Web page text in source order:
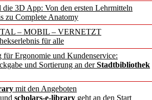
die 3D App: Von den ersten Lehrmitteln
zu Complete Anatomy
– MOBIL – VERNETZT
für alle
für Ergonomie und Kundenservice:
und Sortierung an derStadtbibliothek
mit den Angeboten
und scholars-e-library geht an den Start
Information
in
Institut neu
und